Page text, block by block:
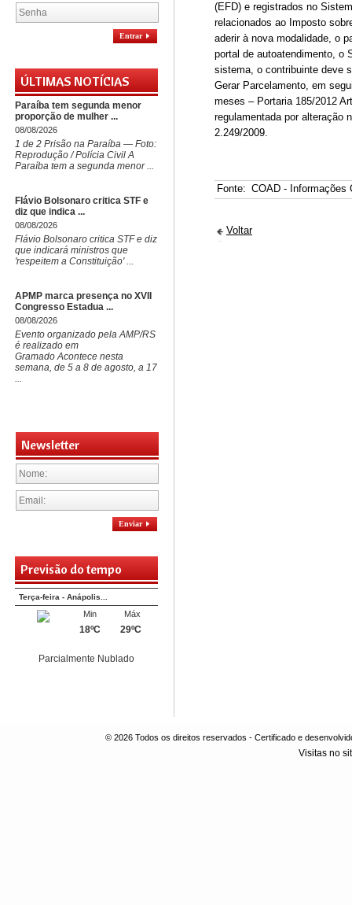
Entrar
ÚLTIMAS NOTÍCIAS
Paraíba tem segunda menor
proporção de mulher ...
08/08/2026
1 de 2 Prisão na Paraíba — Foto:
Reprodução / Polícia Civil A
Paraíba tem a segunda menor ...
Flávio Bolsonaro critica STF e
diz que indica ...
08/08/2026
Flávio Bolsonaro critica STF e diz
que indicará ministros que
'respeitem a Constituição' ...
APMP marca presença no XVII
Congresso Estadua ...
08/08/2026
Evento organizado pela AMP/RS
é realizado em
Gramado Acontece nesta
semana, de 5 a 8 de agosto, a 17
...
Newsletter
Enviar
Previsão do tempo
Terça-feira - Anápolis...
Máx
29ºC
Min
18ºC
Parcialmente Nublado
(EFD) e registrados no
relacionados ao Imposto
aderir à nova modalidade, o
portal de autoatendimento, o
sistema, o contribuinte deve
Gerar Parcelamento, em
meses – Portaria 185/2012
regulamentada por alteração
2.249/2009.
Fonte: COAD - Informações
Voltar
© 2026 Todos os direitos reservados - Certificado e
Visitas no